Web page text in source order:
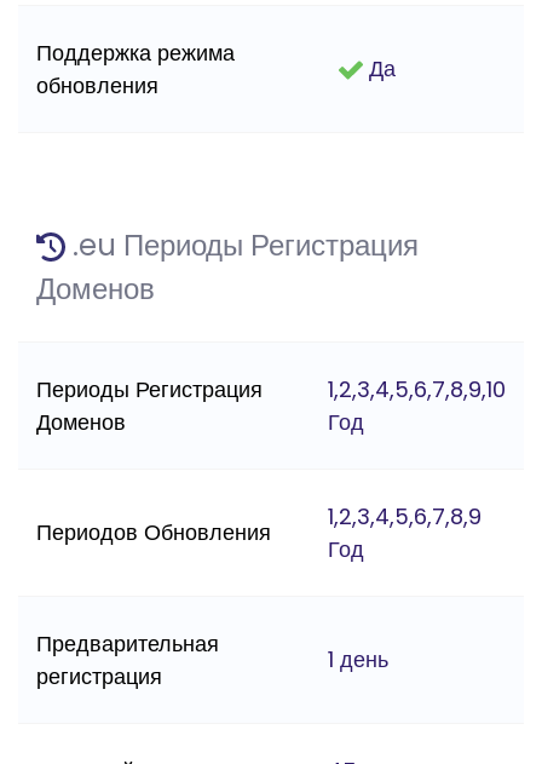
Поддержка режима
обновления
Да
.eu Периоды Регистрация
Доменов
Периоды Регистрация
Доменов
1,2,3,4,5,6,7,8,9,10
Год
Периодов Обновления
1,2,3,4,5,6,7,8,9
Год
Предварительная
регистрация
1 день